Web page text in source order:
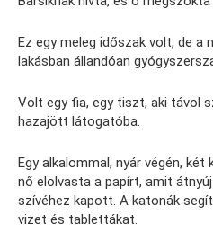
Ez egy meleg időszak volt, de a
lakásban állandóan
Volt egy fia, egy tiszt, aki távol
hazajött látogatóba.
Egy alkalommal, nyár végén,
nő elolvasta a papírt, amit
szívéhez kapott. A katonák
vizet és tablettákat.